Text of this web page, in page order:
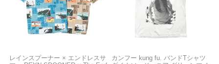
レインスプーナー × エンドレスサ
カンフー kung fu. バンドTシャツ